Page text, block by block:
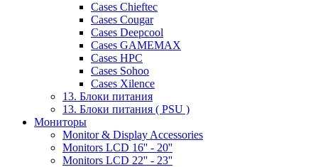
Cases Chieftec
Cases Cougar
Cases Deepcool
Cases GAMEMAX
Cases HPC
Cases Sohoo
Cases Xilence
13. Блоки питания
13. Блоки питания ( PSU )
Мониторы
Monitor & Display Accessories
Monitors LCD 16'' - 20''
Monitors LCD 22'' - 23''